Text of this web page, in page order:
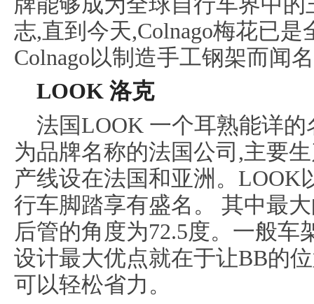
志,直到今天,Colnago梅花已
Colnago以制造手工钢架而闻
LOOK 洛克
法国LOOK 一个耳熟能详
为品牌名称的法国公司,主要
产线设在法国和亚洲。LOOK
行车脚踏享有盛名。 其中最
后管的角度为72.5度。一般车
设计最大优点就在于让BB的
可以轻松省力。